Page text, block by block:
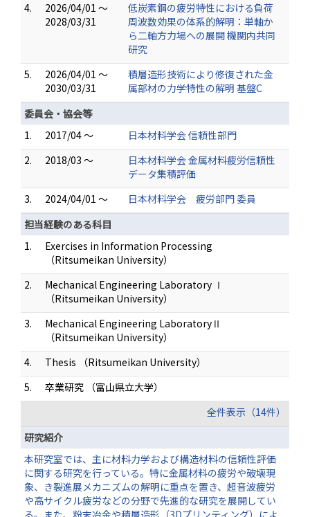
4.
2026/04/01 ～
2028/03/31
低炭素鋼の疲労特性における負荷
周波数効果の体系的解明：単軸か
ら二軸方力場への展開 機関内共同
研究
5.
2026/04/01 ～
2030/03/31
積層造形技術により修復された金
属部材の力学特性の解明 基盤C
委員会・協会等
1.
2017/04 ～
日本材料学会 信頼性部門
2.
2018/03 ～
日本材料学会 金属材料疲労信頼性
データ集積評価
3.
2024/04/01 ～
日本材料学会 疲労部門 委員
担当経験のある科目
1.
Exercises in Information Processing
（Ritsumeikan University）
2.
Mechanical Engineering Laboratory Ⅰ
（Ritsumeikan University）
3.
Mechanical Engineering LaboratoryⅡ
（Ritsumeikan University）
4.
Thesis （Ritsumeikan University）
5.
卒業研究 （富山県立大学）
全件表示（14件）
研究紹介
本研究室では、主に材料力学および構造材料の信頼性評価
に関する研究を行っている。特に金属材料の疲労や破壊現
象、き裂進展メカニズムの解明に重点を置き、超音波疲労
や高サイクル疲労などの分野で先進的な研究を展開してい